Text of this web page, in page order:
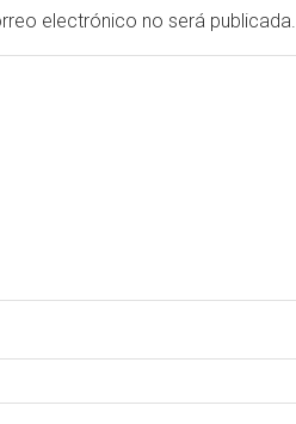
electrónico no será publicada.